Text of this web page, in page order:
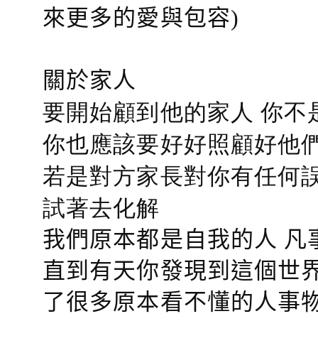
來更多的愛與包容)
關於家人
要開始顧到他的家人 你
你也應該要好好照顧好他
若是對方家長對你有任何
試著去化解
我們原本都是自我的人
直到有天你發現到這個世
了很多原本看不懂的人事